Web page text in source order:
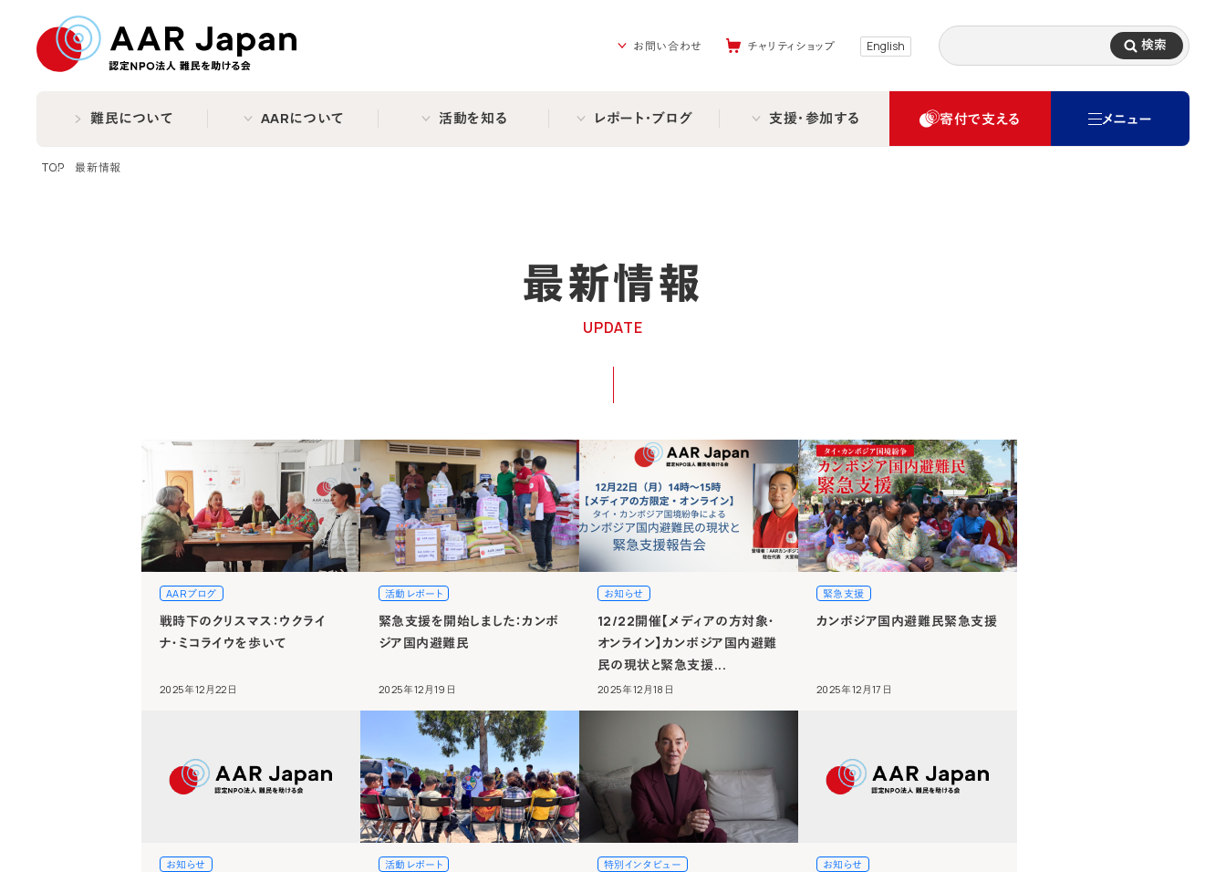
お問い合わせ
チャリティショップ English 検索
難民について AARについて 活動を知る レポート・ブログ 支援・参加する 寄付で支える メニュー
TOP 最新情報
最新情報
UPDATE
AARブログ
戦時下のクリスマス：ウクライ
ナ・ミコライウを歩いて
2025年12月22日
活動レポート
緊急支援を開始しました：カンボ
ジア国内避難民
2025年12月19日
お知らせ
12/22開催【メディアの方対象・
オンライン】カンボジア国内避難
民の現状と緊急支援...
2025年12月18日
緊急支援
カンボジア国内避難民緊急支援
2025年12月17日
お知らせ 活動レポート 特別インタビュー お知らせ